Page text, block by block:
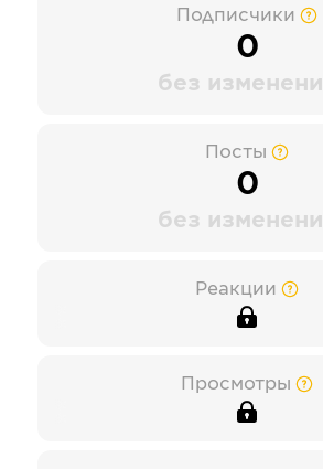
Подписчики
0
без
Посты
0
без
Реакции
Просмотры